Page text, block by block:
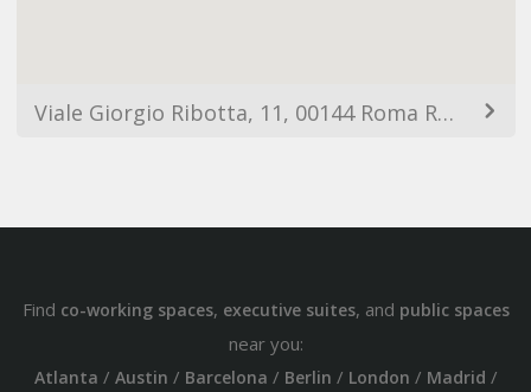
Viale Giorgio Ribotta, 11, 00144 Roma RM, Italy
Find co-working spaces, executive suites, and public spaces
near you:
Atlanta / Austin / Barcelona / Berlin / London / Madrid /